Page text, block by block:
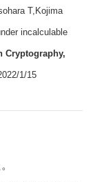
T,Kojima
incalculable
Cryptography,
1/15